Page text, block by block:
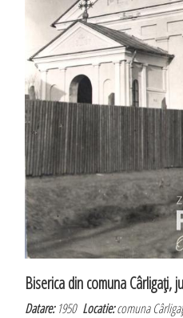
Biserica din comuna Cârligaţi,
Datare:1950Locatie:comuna